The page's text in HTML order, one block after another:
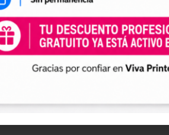
, perfectos para personalizar
a tu catálogo de personalización